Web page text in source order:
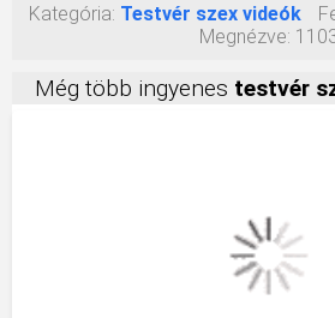
Kategória: Testvér szex videók
Megnézve:
Még több ingyenes testvér